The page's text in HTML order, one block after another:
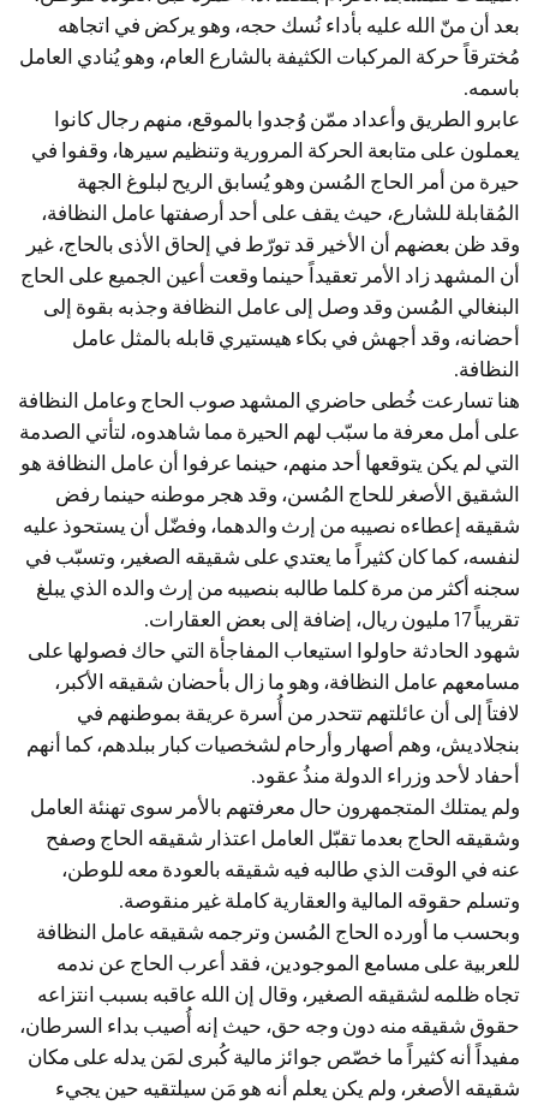
بعد أن منّ الله عليه بأداء نُسك حجه، وهو يركض في اتجاهه
مُخترقاً حركة المركبات الكثيفة بالشارع العام، وهو يُنادي العامل
باسمه.
عابرو الطريق وأعداد ممّن وُجدوا بالموقع، منهم رجال كانوا
يعملون على متابعة الحركة المرورية وتنظيم سيرها، وقفوا في
حيرة من أمر الحاج المُسن وهو يُسابق الريح لبلوغ الجهة
المُقابلة للشارع، حيث يقف على أحد أرصفتها عامل النظافة،
وقد ظن بعضهم أن الأخير قد تورّط في إلحاق الأذى بالحاج، غير
أن المشهد زاد الأمر تعقيداً حينما وقعت أعين الجميع على الحاج
البنغالي المُسن وقد وصل إلى عامل النظافة وجذبه بقوة إلى
أحضانه، وقد أجهش في بكاء هيستيري قابله بالمثل عامل
النظافة.
هنا تسارعت خُطى حاضري المشهد صوب الحاج وعامل النظافة
على أمل معرفة ما سبّب لهم الحيرة مما شاهدوه، لتأتي الصدمة
التي لم يكن يتوقعها أحد منهم، حينما عرفوا أن عامل النظافة هو
الشقيق الأصغر للحاج المُسن، وقد هجر موطنه حينما رفض
شقيقه إعطاءه نصيبه من إرث والدهما، وفضّل أن يستحوذ عليه
لنفسه، كما كان كثيراً ما يعتدي على شقيقه الصغير، وتسبّب في
سجنه أكثر من مرة كلما طالبه بنصيبه من إرث والده الذي يبلغ
تقريباً 17 مليون ريال، إضافة إلى بعض العقارات.
شهود الحادثة حاولوا استيعاب المفاجأة التي حاك فصولها على
مسامعهم عامل النظافة، وهو ما زال بأحضان شقيقه الأكبر،
لافتاً إلى أن عائلتهم تتحدر من أُسرة عريقة بموطنهم في
بنجلاديش، وهم أصهار وأرحام لشخصيات كبار ببلدهم، كما أنهم
أحفاد لأحد وزراء الدولة منذُ عقود.
ولم يمتلك المتجمهرون حال معرفتهم بالأمر سوى تهنئة العامل
وشقيقه الحاج بعدما تقبّل العامل اعتذار شقيقه الحاج وصفح
عنه في الوقت الذي طالبه فيه شقيقه بالعودة معه للوطن،
وتسلم حقوقه المالية والعقارية كاملة غير منقوصة.
وبحسب ما أورده الحاج المُسن وترجمه شقيقه عامل النظافة
للعربية على مسامع الموجودين، فقد أعرب الحاج عن ندمه
تجاه ظلمه لشقيقه الصغير، وقال إن الله عاقبه بسبب انتزاعه
حقوق شقيقه منه دون وجه حق، حيث إنه أُصيب بداء السرطان،
مفيداً أنه كثيراً ما خصّص جوائز مالية كُبرى لمَن يدله على مكان
شقيقه الأصغر، ولم يكن يعلم أنه هو مَن سيلتقيه حين يجيء